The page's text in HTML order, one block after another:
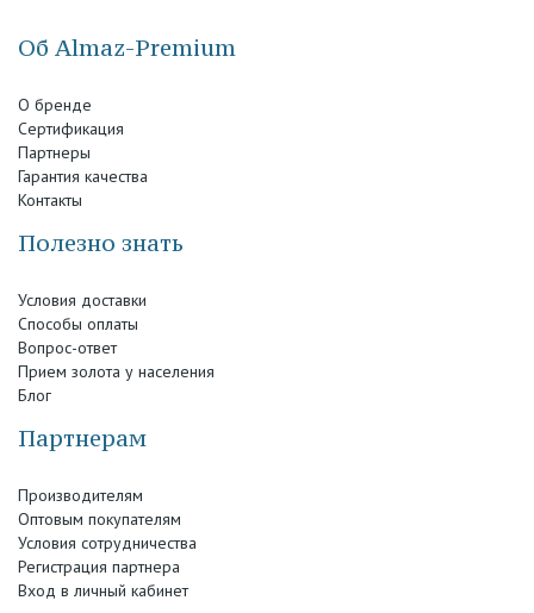
Об Almaz-Premium
О бренде
Сертификация
Партнеры
Гарантия качества
Контакты
Полезно знать
Условия доставки
Способы оплаты
Вопрос-ответ
Прием золота у населения
Блог
Партнерам
Производителям
Оптовым покупателям
Условия сотрудничества
Регистрация партнера
Вход в личный кабинет